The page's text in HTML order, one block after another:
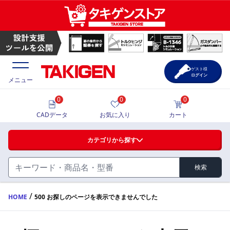
ハンドル・取手・つまみ・周辺機器
FA・A
蝶番・ステー・周辺機器
価格一覧
製品カタログ
メニュー
カテゴリから探す
検索
0
CADデータ
0
お気に入り
0
カート
ゲスト様
ログイン
HOME / 500 お探しのページを表示できませんでした